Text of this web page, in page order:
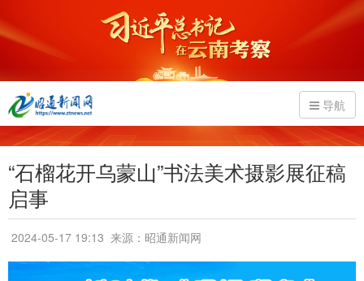
导航
“石榴花开乌蒙山”书法美术摄影展征稿
启事
2024-05-17 19:13 来源：昭通新闻网